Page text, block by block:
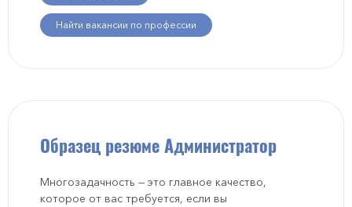
Найти вакансии по профессии
Образец резюме Администратор
Многозадачность — это главное качество,
которое от вас требуется, если вы